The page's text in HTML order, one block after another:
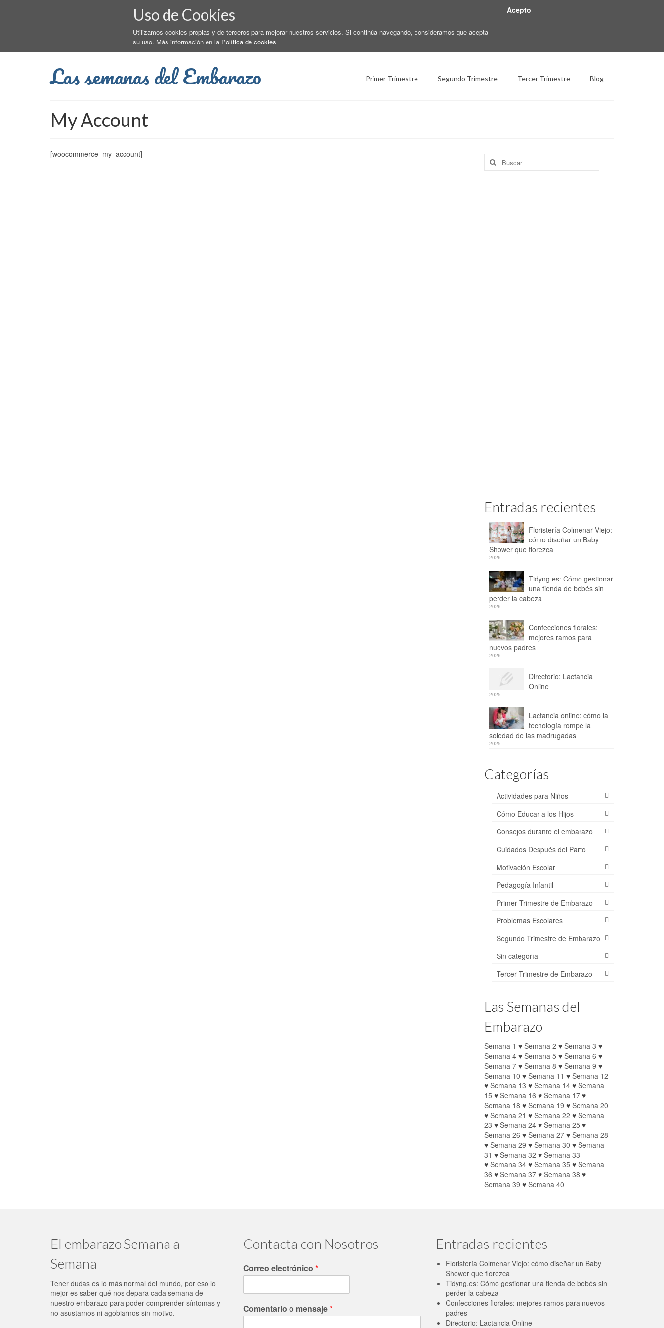
Uso de Cookies
Utilizamos cookies propias y de terceros para mejorar nuestros servicios. Si continúa navegando, consideramos que acepta
su uso. Más información en la Política de cookies
Acepto
Las semanas del Embarazo Primer Trimestre Segundo Trimestre Tercer Trimestre Blog
My Account
[woocommerce_my_account]
Buscar
por:
Entradas recientes
Floristería Colmenar Viejo:
cómo diseñar un Baby
Shower que florezca
2026
Tidyng.es: Cómo gestionar
una tienda de bebés sin
perder la cabeza
2026
Confecciones florales:
mejores ramos para
nuevos padres
2026
Directorio: Lactancia
Online
2025
Lactancia online: cómo la
tecnología rompe la
soledad de las madrugadas
2025
Categorías
Actividades para Niños
Cómo Educar a los Hijos
Consejos durante el embarazo
Cuidados Después del Parto
Motivación Escolar
Pedagogía Infantil
Primer Trimestre de Embarazo
Problemas Escolares
Segundo Trimestre de Embarazo
Sin categoría
Tercer Trimestre de Embarazo
Las Semanas del
Embarazo
Semana 1 ♥ Semana 2 ♥ Semana 3 ♥
Semana 4♥ Semana 5 ♥ Semana 6 ♥
Semana 7♥ Semana 8 ♥ Semana 9 ♥
Semana 10 ♥ Semana 11 ♥ Semana 12
♥ Semana 13 ♥ Semana 14♥ Semana
15 ♥ Semana 16 ♥ Semana 17♥
Semana 18 ♥ Semana 19 ♥ Semana 20
♥ Semana 21 ♥ Semana 22 ♥ Semana
23 ♥ Semana 24♥ Semana 25 ♥
Semana 26 ♥ Semana 27♥ Semana 28
♥ Semana 29 ♥ Semana 30 ♥ Semana
31 ♥ Semana 32 ♥ Semana 33
♥ Semana 34♥ Semana 35 ♥ Semana
36 ♥ Semana 37♥ Semana 38 ♥
Semana 39 ♥ Semana 40
El embarazo Semana a
Semana
Tener dudas es lo más normal del mundo, por eso lo
mejor es saber qué nos depara cada semana de
nuestro embarazo para poder comprender síntomas y
no asustarnos ni agobiarnos sin motivo.
Contacta con Nosotros
Correo electrónico *
Comentario o mensaje*
Entradas recientes
Floristería Colmenar Viejo: cómo diseñar un Baby
Shower que florezca
Tidyng.es: Cómo gestionar una tienda de bebés sin
perder la cabeza
Confecciones florales: mejores ramos para nuevos
padres
Directorio: Lactancia Online